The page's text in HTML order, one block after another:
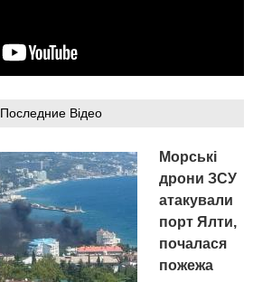
Последние Відео
Морські
дрони ЗСУ
атакували
порт Ялти,
почалася
пожежа